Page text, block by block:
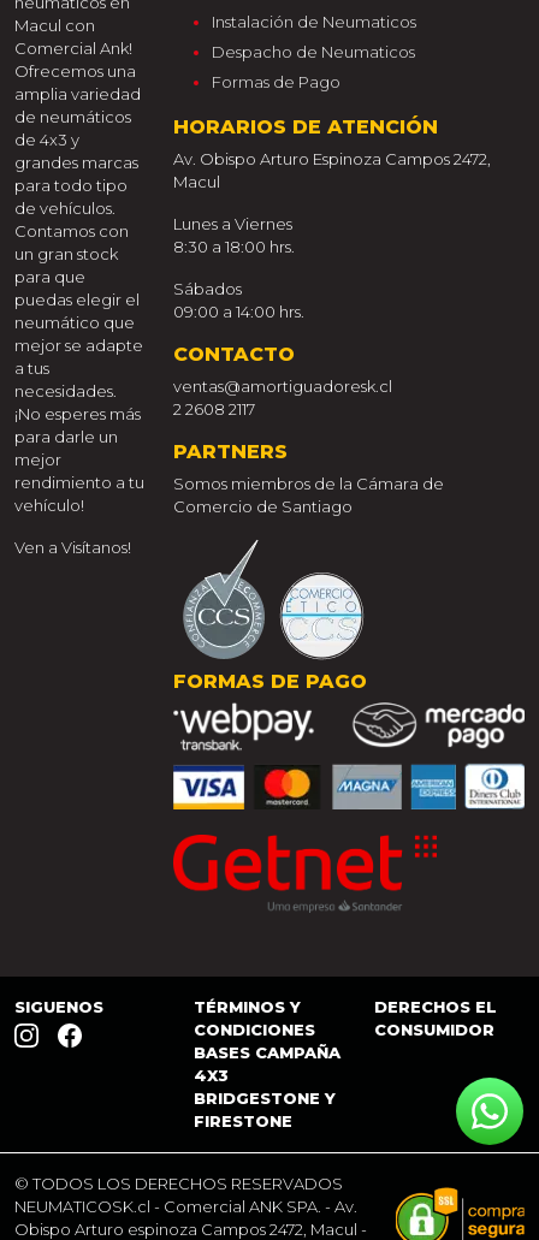
Macul con
Comercial Ank!
Ofrecemos una
amplia variedad
de neumáticos
de 4x3 y
grandes marcas
para todo tipo
de vehículos.
Contamos con
un gran stock
para que
puedas elegir el
neumático que
mejor se adapte
a tus
necesidades.
¡No esperes más
para darle un
mejor
rendimiento a tu
vehículo!
Ven a Visítanos!
Instalación de Neumaticos
Despacho de Neumaticos
Formas de Pago
HORARIOS DE ATENCIÓN
Av. Obispo Arturo Espinoza Campos 2472,
Macul
Lunes a Viernes
8:30 a 18:00 hrs.
Sábados
09:00 a 14:00 hrs.
CONTACTO
ventas@amortiguadoresk.cl
2 2608 2117
PARTNERS
Somos miembros de la Cámara de
Comercio de Santiago
FORMAS DE PAGO
SIGUENOS
TÉRMINOS Y
CONDICIONES
BASES CAMPAÑA
4X3
BRIDGESTONE Y
FIRESTONE
DERECHOS EL
CONSUMIDOR
© TODOS LOS DERECHOS RESERVADOS
NEUMATICOSK.cl - Comercial ANK SPA. - Av.
Obispo Arturo espinoza Campos 2472, Macul -